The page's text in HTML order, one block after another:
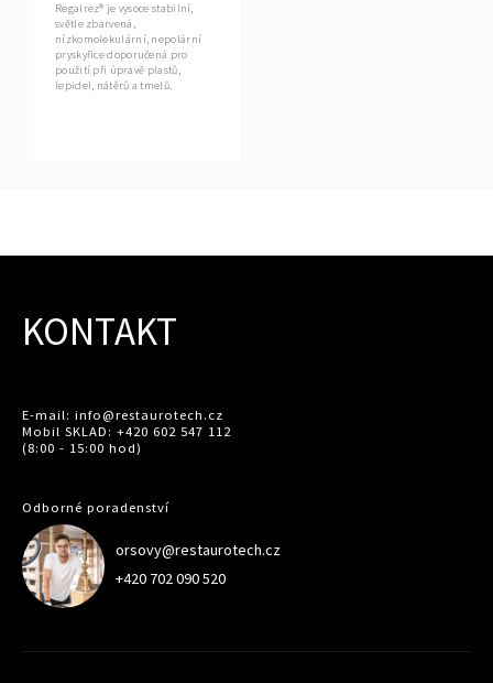
Regalrez® je vysoce stabilní,
světle zbarvená,
nízkomolekulární, nepolární
pryskyřice doporučená pro
použití při úpravě plastů,
lepidel, nátěrů a tmelů.
KONTAKT
E-mail: info@restaurotech.cz
Mobil SKLAD: +420 602 547 112
(8:00 - 15:00 hod)
Odborné poradenství
orsovy@restaurotech.cz
+420 702 090 520